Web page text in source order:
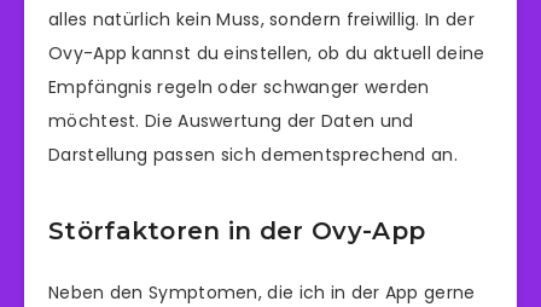
alles natürlich kein Muss, sondern freiwillig. In der
Ovy-App kannst du einstellen, ob du aktuell deine
Empfängnis regeln oder schwanger werden
möchtest. Die Auswertung der Daten und
Darstellung passen sich dementsprechend an.
Störfaktoren in der Ovy-App
Neben den Symptomen, die ich in der App gerne